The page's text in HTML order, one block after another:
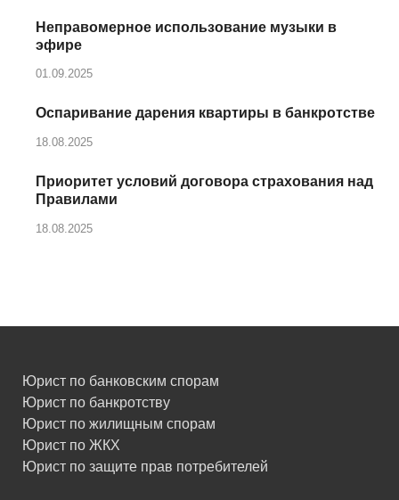
Неправомерное использование музыки в
эфире
01.09.2025
Оспаривание дарения квартиры в банкротстве
18.08.2025
Приоритет условий договора страхования над
Правилами
18.08.2025
Юрист по банковским спорам
Юрист по банкротству
Юрист по жилищным спорам
Юрист по ЖКХ
Юрист по защите прав потребителей